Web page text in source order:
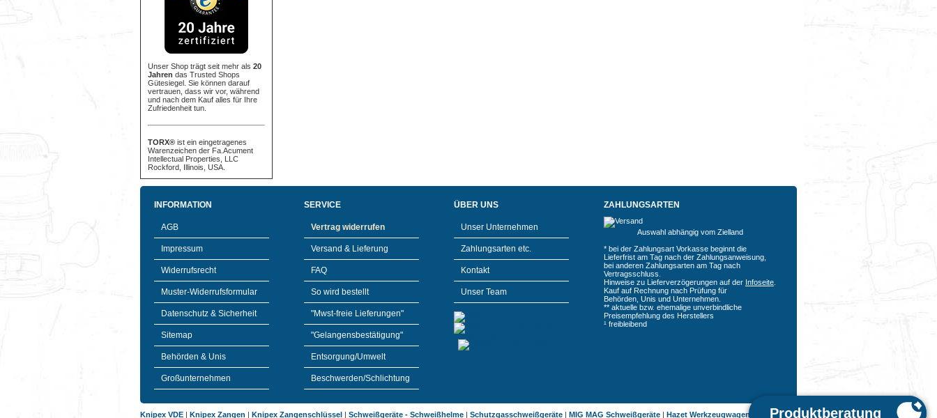
Unser Shop trägt seit mehr als 20
Jahren das Trusted Shops
Gütesiegel. Sie können darauf
vertrauen, dass wir vor, während
und nach dem Kauf alles für Ihre
Zufriedenheit tun.
TORX® ist ein eingetragenes
Warenzeichen der Fa.Acument
Intellectual Properties, LLC
Rockford, Illinois, USA.
INFORMATION
AGB
Impressum
Widerrufsrecht
Muster-Widerrufsformular
Datenschutz & Sicherheit
Sitemap
Behörden & Unis
Großunternehmen
SERVICE
Vertrag widerrufen
Versand & Lieferung
FAQ
So wird bestellt
"Mwst-freie Lieferungen"
"Gelangensbestätigung"
Entsorgung/Umwelt
Beschwerden/Schlichtung
ÜBER UNS
Unser Unternehmen
Zahlungsarten etc.
Kontakt
Unser Team
ZAHLUNGSARTEN
Auswahl abhängig vom Zielland
* bei der Zahlungsart Vorkasse beginnt die
Lieferfrist am Tag nach der Zahlungsanweisung,
bei anderen Zahlungsarten am Tag nach
Vertragsschluss.
Hinweise zu Lieferverzögerungen auf der Infoseite
Kauf auf Rechnung nach Prüfung für
Behörden, Unis und Unternehmen.
** aktuelle bzw. ehemalige unverbindliche
Preisempfehlung des Herstellers
¹ freibleibend
Knipex VDE | Knipex Zangen | Knipex Zangenschlüssel | Schweißgeräte - Schweißhelme | Schutzgasschweißgeräte | MIG MAG Schweißgeräte | Hazet Werkzeugwagen